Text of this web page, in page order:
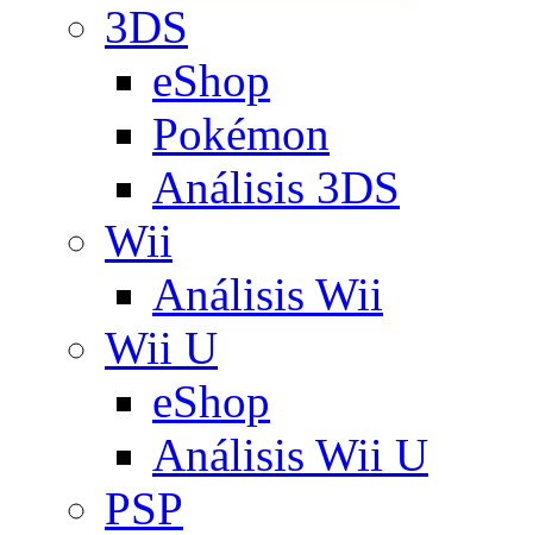
3DS
eShop
Pokémon
Análisis 3DS
Wii
Análisis Wii
Wii U
eShop
Análisis Wii U
PSP